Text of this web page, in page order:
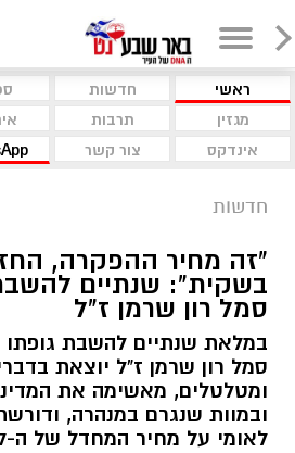
ראשי חדשות
מגזין
תרבות
אינדקס
צור קשר
חדשות
"זה מחיר ההפקרה,
בשקית": שנתיים
סמל רון שרמן ז"ל
במלאת שנתיים להשבת
סמל רון שרמן ז"ל יוצאת
ומטלטלים, מאשימה את
ובמוות שנגרם במנהרה,
לאומי על מחיר המחדל של ה-7 באוקטובר